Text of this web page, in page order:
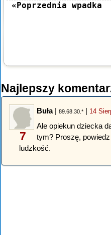
«Poprzednia wpadka
Najlepszy
7
Buła| 89.68.30.* | 14
Ale opiekun dziecka
tym? Proszę,
ludzkość.